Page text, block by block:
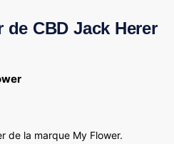
CBD Jack Herer
de la marque My Flower.